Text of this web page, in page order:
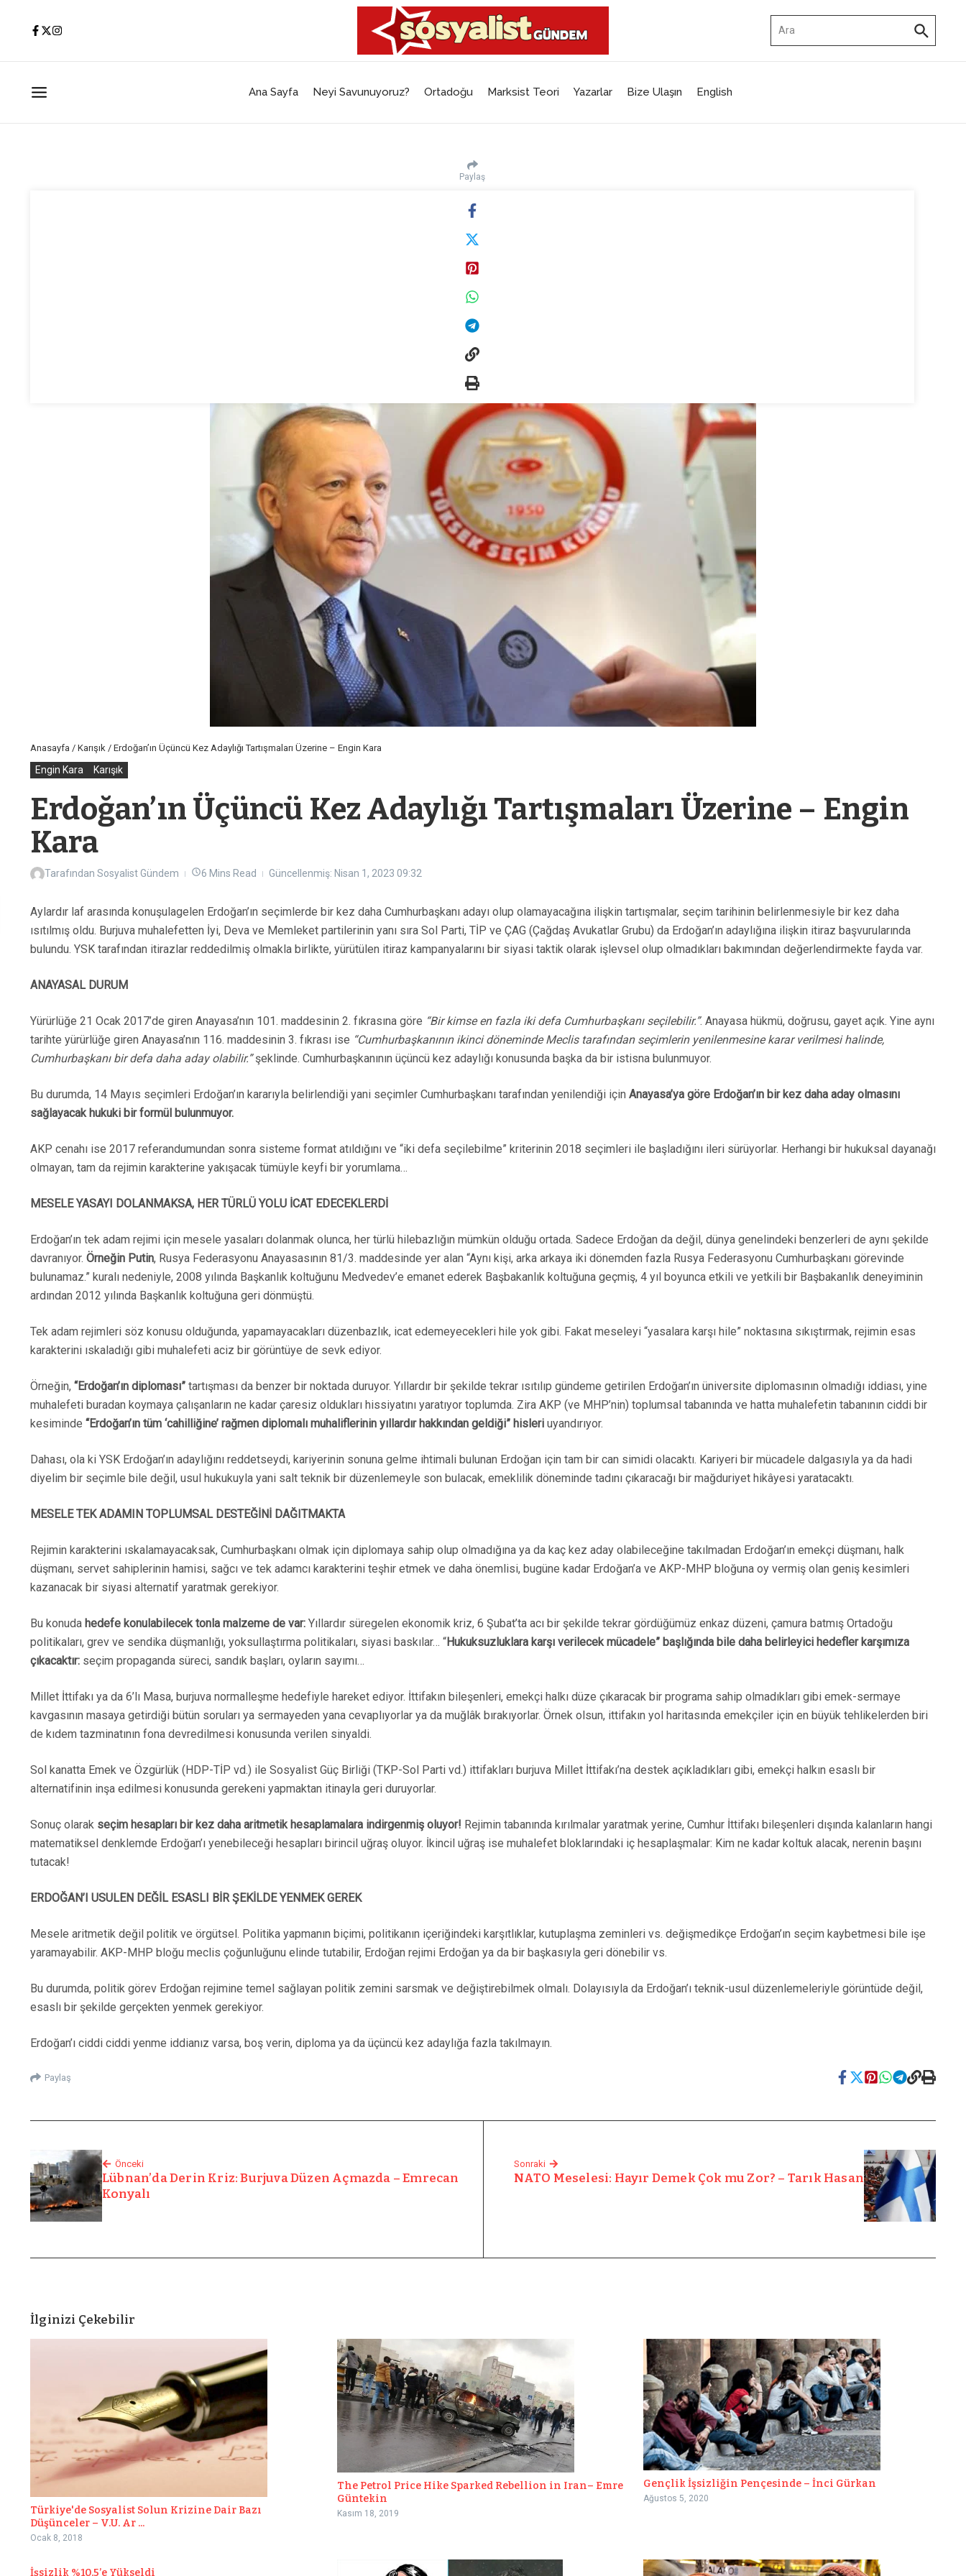
Ana Sayfa Neyi Savunuyoruz? Ortadoğu Marksist Teori Yazarlar Bize Ulaşın English
Paylaş
Anasayfa / Karışık / Erdoğan’ın Üçüncü Kez Adaylığı Tartışmaları Üzerine – Engin Kara
Engin Kara Karışık
Erdoğan’ın Üçüncü Kez Adaylığı Tartışmaları Üzerine – Engin
Kara
Tarafından Sosyalist Gündem 6 Mins Read Güncellenmiş: Nisan 1, 2023 09:32
Aylardır laf arasında konuşulagelen Erdoğan’ın seçimlerde bir kez daha Cumhurbaşkanı adayı olup olamayacağına ilişkin tartışmalar, seçim tarihinin belirlenmesiyle bir kez daha
ısıtılmış oldu. Burjuva muhalefetten İyi, Deva ve Memleket partilerinin yanı sıra Sol Parti, TİP ve ÇAG (Çağdaş Avukatlar Grubu) da Erdoğan’ın adaylığına ilişkin itiraz başvurularında
bulundu. YSK tarafından itirazlar reddedilmiş olmakla birlikte, yürütülen itiraz kampanyalarını bir siyasi taktik olarak işlevsel olup olmadıkları bakımından değerlendirmekte fayda var.
ANAYASAL DURUM
Yürürlüğe 21 Ocak 2017’de giren Anayasa’nın 101. maddesinin 2. fıkrasına göre “Bir kimse en fazla iki defa Cumhurbaşkanı seçilebilir.”. Anayasa hükmü, doğrusu, gayet açık. Yine aynı
tarihte yürürlüğe giren Anayasa’nın 116. maddesinin 3. fıkrası ise “Cumhurbaşkanının ikinci döneminde Meclis tarafından seçimlerin yenilenmesine karar verilmesi halinde,
Cumhurbaşkanı bir defa daha aday olabilir.”şeklinde. Cumhurbaşkanının üçüncü kez adaylığı konusunda başka da bir istisna bulunmuyor.
Bu durumda, 14 Mayıs seçimleri Erdoğan’ın kararıyla belirlendiği yani seçimler Cumhurbaşkanı tarafından yenilendiği için Anayasa’ya göre Erdoğan’ın bir kez daha aday olmasını
sağlayacak hukuki bir formül bulunmuyor.
AKP cenahı ise 2017 referandumundan sonra sisteme format atıldığını ve “iki defa seçilebilme” kriterinin 2018 seçimleri ile başladığını ileri sürüyorlar. Herhangi bir hukuksal dayanağı
olmayan, tam da rejimin karakterine yakışacak tümüyle keyfi bir yorumlama…
MESELE YASAYI DOLANMAKSA, HER TÜRLÜ YOLU İCAT EDECEKLERDİ
Erdoğan’ın tek adam rejimi için mesele yasaları dolanmak olunca, her türlü hilebazlığın mümkün olduğu ortada. Sadece Erdoğan da değil, dünya genelindeki benzerleri de aynı şekilde
davranıyor. Örneğin Putin, Rusya Federasyonu Anayasasının 81/3. maddesinde yer alan “Aynı kişi, arka arkaya iki dönemden fazla Rusya Federasyonu Cumhurbaşkanı görevinde
bulunamaz.” kuralı nedeniyle, 2008 yılında Başkanlık koltuğunu Medvedev’e emanet ederek Başbakanlık koltuğuna geçmiş, 4 yıl boyunca etkili ve yetkili bir Başbakanlık deneyiminin
ardından 2012 yılında Başkanlık koltuğuna geri dönmüştü.
Tek adam rejimleri söz konusu olduğunda, yapamayacakları düzenbazlık, icat edemeyecekleri hile yok gibi. Fakat meseleyi “yasalara karşı hile” noktasına sıkıştırmak, rejimin esas
karakterini ıskaladığı gibi muhalefeti aciz bir görüntüye de sevk ediyor.
Örneğin, “Erdoğan’ın diploması” tartışması da benzer bir noktada duruyor. Yıllardır bir şekilde tekrar ısıtılıp gündeme getirilen Erdoğan’ın üniversite diplomasının olmadığı iddiası, yine
muhalefeti buradan koymaya çalışanların ne kadar çaresiz oldukları hissiyatını yaratıyor toplumda. Zira AKP (ve MHP’nin) toplumsal tabanında ve hatta muhalefetin tabanının ciddi bir
kesiminde “Erdoğan’ın tüm ‘cahilliğine’ rağmen diplomalı muhaliflerinin yıllardır hakkından geldiği” hisleri uyandırıyor.
Dahası, ola ki YSK Erdoğan’ın adaylığını reddetseydi, kariyerinin sonuna gelme ihtimali bulunan Erdoğan için tam bir can simidi olacaktı. Kariyeri bir mücadele dalgasıyla ya da hadi
diyelim bir seçimle bile değil, usul hukukuyla yani salt teknik bir düzenlemeyle son bulacak, emeklilik döneminde tadını çıkaracağı bir mağduriyet hikâyesi yaratacaktı.
MESELE TEK ADAMIN TOPLUMSAL DESTEĞİNİ DAĞITMAKTA
Rejimin karakterini ıskalamayacaksak, Cumhurbaşkanı olmak için diplomaya sahip olup olmadığına ya da kaç kez aday olabileceğine takılmadan Erdoğan’ın emekçi düşmanı, halk
düşmanı, servet sahiplerinin hamisi, sağcı ve tek adamcı karakterini teşhir etmek ve daha önemlisi, bugüne kadar Erdoğan’a ve AKP-MHP bloğuna oy vermiş olan geniş kesimleri
kazanacak bir siyasi alternatif yaratmak gerekiyor.
Bu konuda hedefe konulabilecek tonla malzeme de var: Yıllardır süregelen ekonomik kriz, 6 Şubat’ta acı bir şekilde tekrar gördüğümüz enkaz düzeni, çamura batmış Ortadoğu
politikaları, grev ve sendika düşmanlığı, yoksullaştırma politikaları, siyasi baskılar… “Hukuksuzluklara karşı verilecek mücadele” başlığında bile daha belirleyici hedefler karşımıza
çıkacaktır: seçim propaganda süreci, sandık başları, oyların sayımı…
Millet İttifakı ya da 6’lı Masa, burjuva normalleşme hedefiyle hareket ediyor. İttifakın bileşenleri, emekçi halkı düze çıkaracak bir programa sahip olmadıkları gibi emek-sermaye
kavgasının masaya getirdiği bütün soruları ya sermayeden yana cevaplıyorlar ya da muğlâk bırakıyorlar. Örnek olsun, ittifakın yol haritasında emekçiler için en büyük tehlikelerden biri
de kıdem tazminatının fona devredilmesi konusunda verilen sinyaldi.
Sol kanatta Emek ve Özgürlük (HDP-TİP vd.) ile Sosyalist Güç Birliği (TKP-Sol Parti vd.) ittifakları burjuva Millet İttifakı’na destek açıkladıkları gibi, emekçi halkın esaslı bir
alternatifinin inşa edilmesi konusunda gerekeni yapmaktan itinayla geri duruyorlar.
Sonuç olarak seçim hesapları bir kez daha aritmetik hesaplamalara indirgenmiş oluyor! Rejimin tabanında kırılmalar yaratmak yerine, Cumhur İttifakı bileşenleri dışında kalanların hangi
matematiksel denklemde Erdoğan’ı yenebileceği hesapları birincil uğraş oluyor. İkincil uğraş ise muhalefet bloklarındaki iç hesaplaşmalar: Kim ne kadar koltuk alacak, nerenin başını
tutacak!
ERDOĞAN’I USULEN DEĞİL ESASLI BİR ŞEKİLDE YENMEK GEREK
Mesele aritmetik değil politik ve örgütsel. Politika yapmanın biçimi, politikanın içeriğindeki karşıtlıklar, kutuplaşma zeminleri vs. değişmedikçe Erdoğan’ın seçim kaybetmesi bile işe
yaramayabilir. AKP-MHP bloğu meclis çoğunluğunu elinde tutabilir, Erdoğan rejimi Erdoğan ya da bir başkasıyla geri dönebilir vs.
Bu durumda, politik görev Erdoğan rejimine temel sağlayan politik zemini sarsmak ve değiştirebilmek olmalı. Dolayısıyla da Erdoğan’ı teknik-usul düzenlemeleriyle görüntüde değil,
esaslı bir şekilde gerçekten yenmek gerekiyor.
Erdoğan’ı ciddi ciddi yenme iddianız varsa, boş verin, diploma ya da üçüncü kez adaylığa fazla takılmayın.
Paylaş
Önceki
Lübnan’da Derin Kriz: Burjuva Düzen Açmazda – Emrecan
Konyalı
Sonraki
NATO Meselesi: Hayır Demek Çok mu Zor? – Tarık Hasan
İlginizi Çekebilir
Türkiye'de Sosyalist Solun Krizine Dair Bazı
Düşünceler – V.U. Ar ...
Ocak 8, 2018
The Petrol Price Hike Sparked Rebellion in Iran– Emre
Güntekin
Kasım 18, 2019
Gençlik İşsizliğin Pençesinde – İnci Gürkan
Ağustos 5, 2020
İşsizlik %10.5’e Yükseldi